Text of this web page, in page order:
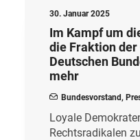
30. Januar 2025
Im Kampf um
die Fraktion der
Deutschen
mehr
Bundesvorstand,
Loyale
Rechtsradikalen